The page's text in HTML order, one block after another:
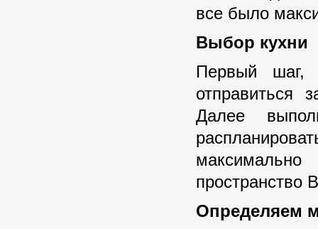
все было
Выбор кухни
Первый шаг,
отправиться
Далее
пространство
Определяем